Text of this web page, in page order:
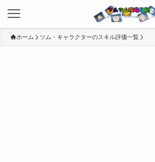
ホーム ツム・キャラクターのスキル評価一覧